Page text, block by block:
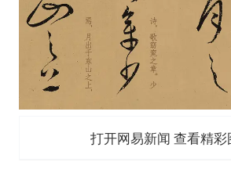
打开网易新闻 查看精彩